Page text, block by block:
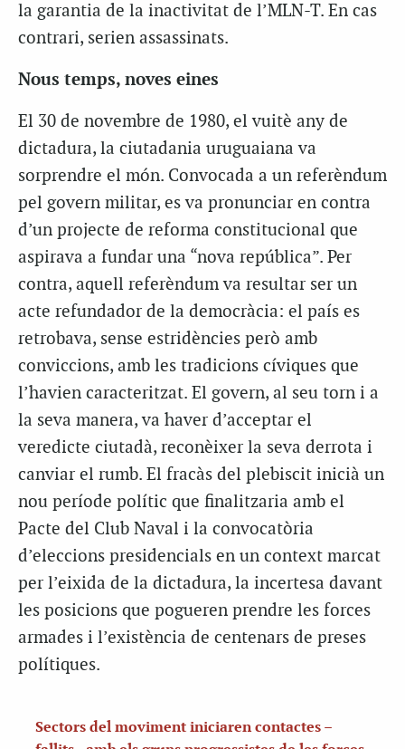
la garantia de la inactivitat de l’MLN-T. En cas
contrari, serien assassinats.
Nous temps, noves eines
El 30 de novembre de 1980, el vuitè any de
dictadura, la ciutadania uruguaiana va
sorprendre el món. Convocada a un referèndum
pel govern militar, es va pronunciar en contra
d’un projecte de reforma constitucional que
aspirava a fundar una “nova república”. Per
contra, aquell referèndum va resultar ser un
acte refundador de la democràcia: el país es
retrobava, sense estridències però amb
conviccions, amb les tradicions cíviques que
l’havien caracteritzat. El govern, al seu torn i a
la seva manera, va haver d’acceptar el
veredicte ciutadà, reconèixer la seva derrota i
canviar el rumb. El fracàs del plebiscit inicià un
nou període polític que finalitzaria amb el
Pacte del Club Naval i la convocatòria
d’eleccions presidencials en un context marcat
per l’eixida de la dictadura, la incertesa davant
les posicions que pogueren prendre les forces
armades i l’existència de centenars de preses
polítiques.
Sectors del moviment iniciaren contactes –